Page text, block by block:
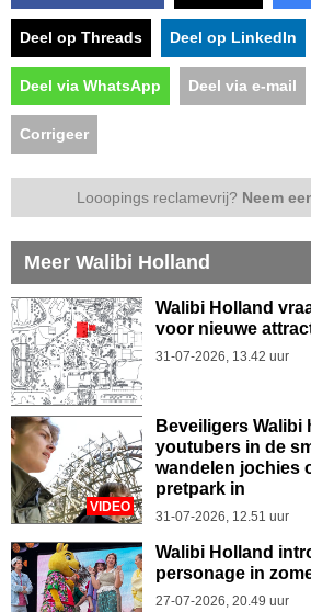
Deel op Threads Deel op LinkedIn
Deel via WhatsApp Deel via e-mail
Corrigeer
Looopings reclamevrij? Neem
Meer Walibi Holland
Walibi Holland
voor nieuwe
31-07-2026, 13.42 uur
VIDEO
Beveiligers
youtubers in de
wandelen jochies
pretpark in
31-07-2026, 12.51 uur
Walibi Holland
personage in
27-07-2026, 20.49 uur